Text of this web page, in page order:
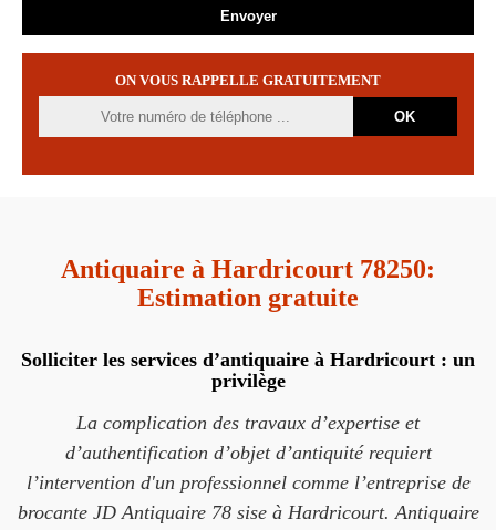
ON VOUS RAPPELLE GRATUITEMENT
Antiquaire à Hardricourt 78250:
Estimation gratuite
Solliciter les services d’antiquaire à Hardricourt : un
privilège
La complication des travaux d’expertise et
d’authentification d’objet d’antiquité requiert
l’intervention d'un professionnel comme l’entreprise de
brocante JD Antiquaire 78 sise à Hardricourt. Antiquaire